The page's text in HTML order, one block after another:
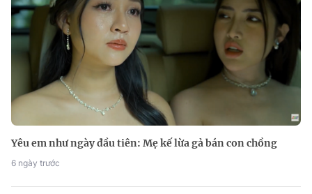
Yêu em như ngày đầu tiên: Mẹ kế lừa gả bán con chồng
6 ngày trước